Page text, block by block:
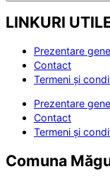
LINKURI
Prezentare
Contact
Termeni și
Prezentare
Contact
Termeni și
Comuna